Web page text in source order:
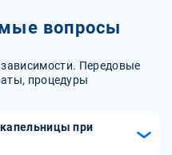
вопросы
Передовые
процедуры
при